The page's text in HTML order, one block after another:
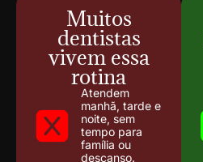
Muitos
dentistas
vivem essa
rotina
Atendem
manhã, tarde e
noite, sem
tempo para
família ou
descanso.